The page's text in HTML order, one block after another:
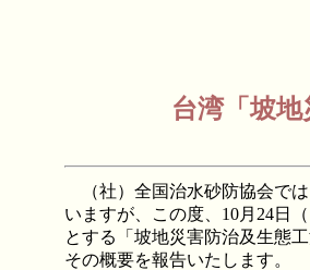
台湾「坡
（社）全国治水砂防協会で
いますが、この度、10月24日
とする「坡地災害防治及生態
その概要を報告いたします。